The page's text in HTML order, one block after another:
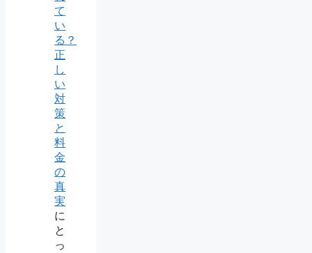
て
い
る？
正
し
い
対
策
と
料
金
の
真
実
に
と
っ